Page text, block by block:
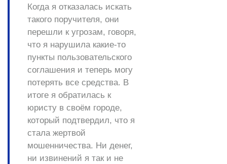
Когда я отказалась искать
такого поручителя, они
перешли к угрозам, говоря,
что я нарушила какие-то
пункты пользовательского
соглашения и теперь могу
потерять все средства. В
итоге я обратилась к
юристу в своём городе,
который подтвердил, что я
стала жертвой
мошенничества. Ни денег,
ни извинений я так и не